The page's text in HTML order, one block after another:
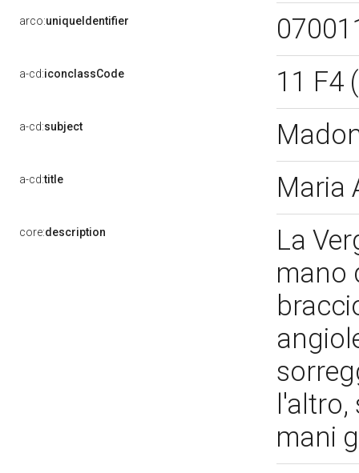
arco:uniqueIdentifier
a-cd:iconclassCode 11 F4
a-cd:subject
a-cd:title Maria
core:description
La
mano
mani